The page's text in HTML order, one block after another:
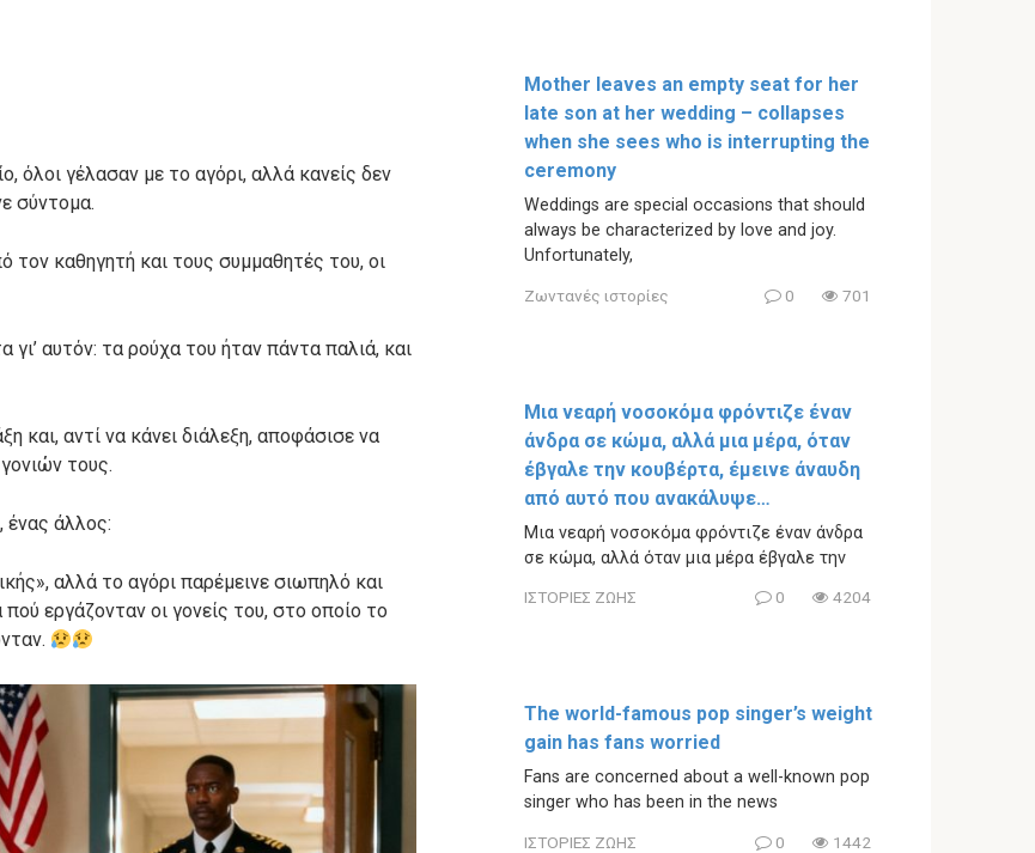
όλοι γέλασαν με το αγόρι, αλλά κανείς δεν
σύντομα.
τον καθηγητή και τους συμμαθητές του, οι
αυτόν: τα ρούχα του ήταν πάντα παλιά, και
και, αντί να κάνει διάλεξη, αποφάσισε να
τους.
ένας άλλος:
αλλά το αγόρι παρέμεινε σιωπηλό και
εργάζονταν οι γονείς του, στο οποίο το
Mother leaves an empty seat for her
late son at her wedding – collapses
when she sees who is interrupting the
ceremony
Weddings are special occasions that should
always be characterized by love and joy.
Unfortunately,
Ζωντανές ιστορίες 0 701
Μια νεαρή νοσοκόμα φρόντιζε έναν
άνδρα σε κώμα, αλλά μια μέρα, όταν
έβγαλε την κουβέρτα, έμεινε άναυδη
από αυτό που ανακάλυψε…
Μια νεαρή νοσοκόμα φρόντιζε έναν άνδρα
σε κώμα, αλλά όταν μια μέρα έβγαλε την
ΙΣΤΟΡΙΕΣ ΖΩΗΣ 0 4204
The world-famous pop singer’s weight
gain has fans worried
Fans are concerned about a well-known pop
singer who has been in the news
ΙΣΤΟΡΙΕΣ ΖΩΗΣ 0 1442